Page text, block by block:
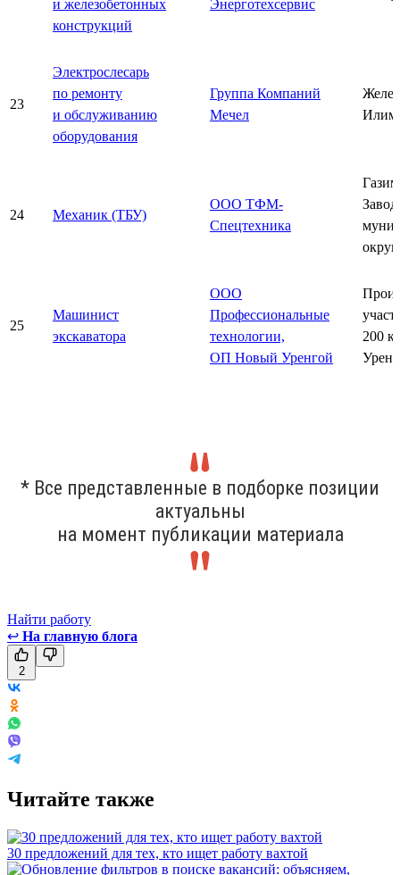
и железобетонных
конструкций
Энерготехсервис
23
Электрослесарь
по ремонту
и обслуживанию
оборудования
Группа Компаний
Мечел
24 Механик (ТБУ)
ООО ТФМ-
Спецтехника
округ
25
Машинист
экскаватора
ООО
Профессиональные
технологии,
ОП Новый Уренгой
200
* Все представленные в подборке позиции
актуальны
на момент публикации материала
Найти работу
↩ На главную блога
2
Читайте также
30 предложений для тех, кто ищет работу вахтой